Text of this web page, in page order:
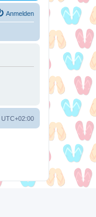
Anmelden
UTC+02:00